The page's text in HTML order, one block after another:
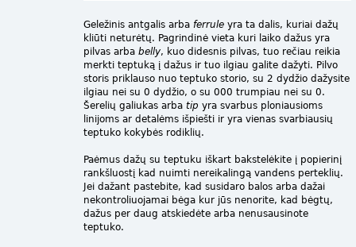
Geležinis antgalis arba ferruleyra ta dalis, kuriai dažų
kliūti neturėtų. Pagrindinė vieta kuri laiko dažus yra
pilvas arba belly, kuo didesnis pilvas, tuo rečiau reikia
merkti teptuką į dažus ir tuo ilgiau galite dažyti. Pilvo
storis priklauso nuo teptuko storio, su 2 dydžio dažysite
ilgiau nei su 0 dydžio, o su 000 trumpiau nei su 0.
Šerelių galiukas arba tip yra svarbus ploniausioms
linijoms ar detalėms išpiešti ir yra vienas svarbiausių
teptuko kokybės rodiklių.
Paėmus dažų su teptuku iškart bakstelėkite į popierinį
rankšluostį kad nuimti nereikalingą vandens perteklių.
Jei dažant pastebite, kad susidaro balos arba dažai
nekontroliuojamai bėga kur jūs nenorite, kad bėgtų,
dažus per daug atskiedėte arba nenusausinote
teptuko.